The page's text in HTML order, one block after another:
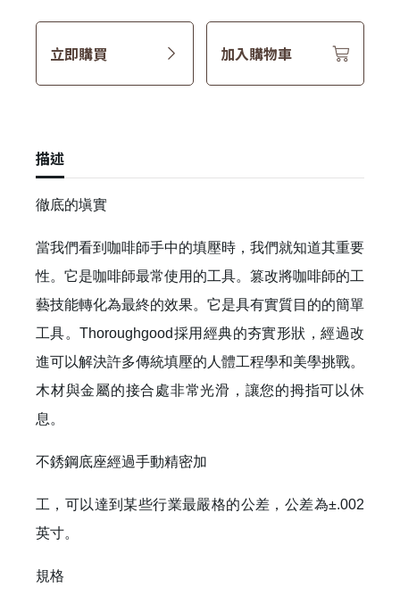
立即購買 加入購物車
描述
徹底的塡實
當我們看到咖啡師手中的填壓時，我們就知道其重要
性。它是咖啡師最常使用的工具。篡改將咖啡師的工
藝技能轉化為最終的效果。它是具有實質目的的簡單
工具。Thoroughgood採用經典的夯實形狀，經過改
進可以解決許多傳統填壓的人體工程學和美學挑戰。
木材與金屬的接合處非常光滑，讓您的拇指可以休
息。
不銹鋼底座經過手動精密加
工，可以達到某些行業最嚴格的公差，公差為±.002
英寸。
規格